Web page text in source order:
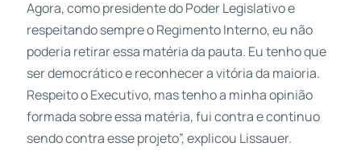
Agora, como presidente do Poder Legislativo e
respeitando sempre o Regimento Interno, eu não
poderia retirar essa matéria da pauta. Eu tenho que
ser democrático e reconhecer a vitória da maioria.
Respeito o Executivo, mas tenho a minha opinião
formada sobre essa matéria, fui contra e continuo
sendo contra esse projeto”, explicou Lissauer.